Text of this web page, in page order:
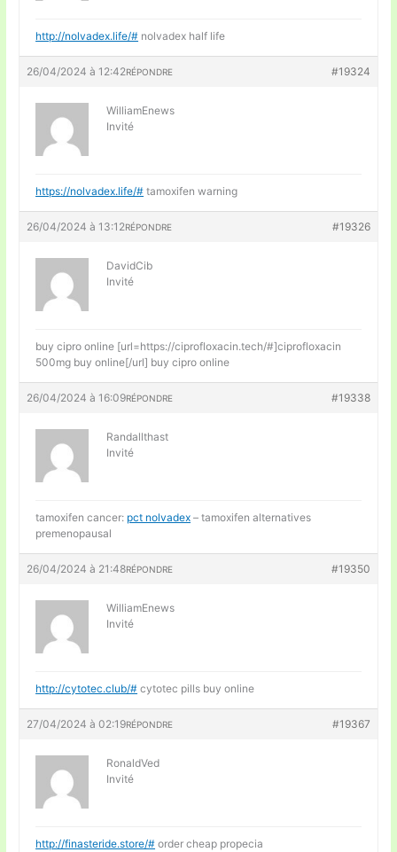
http://nolvadex.life/# nolvadex half life
26/04/2024 à 12:42 #19324
RÉPONDRE
WilliamEnews
Invité
https://nolvadex.life/# tamoxifen warning
26/04/2024 à 13:12 #19326
RÉPONDRE
DavidCib
Invité
buy cipro online [url=https://ciprofloxacin.tech/#]ciprofloxacin
500mg buy online[/url] buy cipro online
26/04/2024 à 16:09 #19338
RÉPONDRE
Randallthast
Invité
tamoxifen cancer: pct nolvadex – tamoxifen alternatives
premenopausal
26/04/2024 à 21:48 #19350
RÉPONDRE
WilliamEnews
Invité
http://cytotec.club/# cytotec pills buy online
27/04/2024 à 02:19 #19367
RÉPONDRE
RonaldVed
Invité
http://finasteride.store/# order cheap propecia